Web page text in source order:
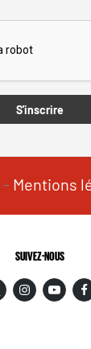
S'inscrire
- Mentions
SUIVEZ-NOUS